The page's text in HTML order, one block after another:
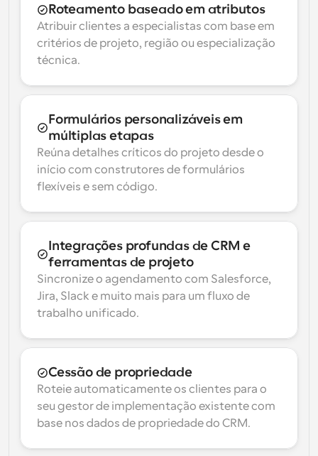
Roteamento baseado em atributos
Atribuir clientes a especialistas com base em
critérios de projeto, região ou especialização
técnica.
Formulários personalizáveis em
múltiplas etapas
Reúna detalhes críticos do projeto desde o
início com construtores de formulários
flexíveis e sem código.
Integrações profundas de CRM e
ferramentas de projeto
Sincronize o agendamento com Salesforce,
Jira, Slack e muito mais para um fluxo de
trabalho unificado.
Cessão de propriedade
Roteie automaticamente os clientes para o
seu gestor de implementação existente com
base nos dados de propriedade do CRM.